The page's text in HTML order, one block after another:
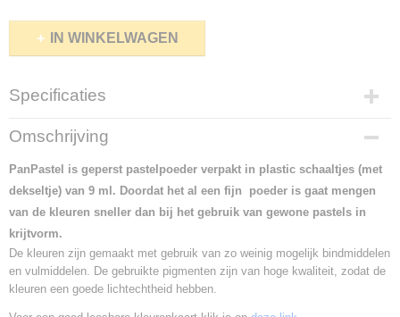
IN WINKELWAGEN
Specificaties
Productcode
729-745
Omschrijving
PanPastel is geperst pastelpoeder verpakt in plastic schaaltjes (met
dekseltje) van 9 ml. Doordat het al een fijn poeder is gaat mengen
van de kleuren sneller dan bij het gebruik van gewone pastels in
krijtvorm.
De kleuren zijn gemaakt met gebruik van zo weinig mogelijk bindmiddelen
en vulmiddelen. De gebruikte pigmenten zijn van hoge kwaliteit, zodat de
kleuren een goede lichtechtheid hebben.